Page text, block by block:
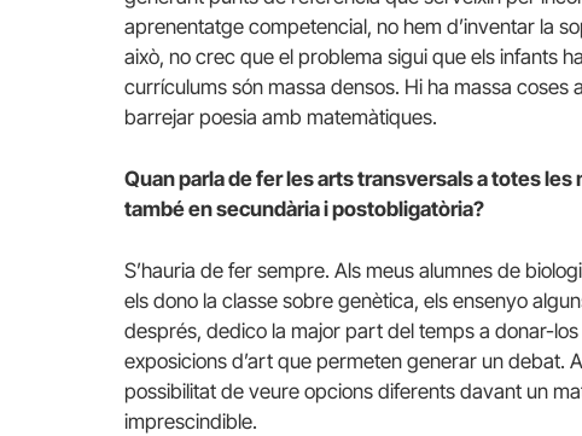
aprenentatge competencial, no hem d’inventar la
això, no crec que el problema sigui que els infants
currículums són massa densos. Hi ha massa
barrejar poesia amb matemàtiques.
Quan parla de fer les arts transversals a totes
també en secundària i postobligatòria?
S’hauria de fer sempre. Als meus alumnes de
els dono la classe sobre genètica, els ensenyo
després, dedico la major part del temps a donar-
exposicions d’art que permeten generar un debat.
possibilitat de veure opcions diferents davant un
imprescindible.